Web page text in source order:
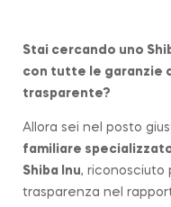
Stai cercando uno
con tutte le garanzie
trasparente?
Allora sei nel posto
familiare
Shiba Inu, riconosciuto
trasparenza nel